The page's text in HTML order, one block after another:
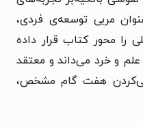
مربی توسعه‌ی فردی،
را محور کتاب قرار داده
علم و خرد می‌داند و معتقد
هفت گام مشخص،